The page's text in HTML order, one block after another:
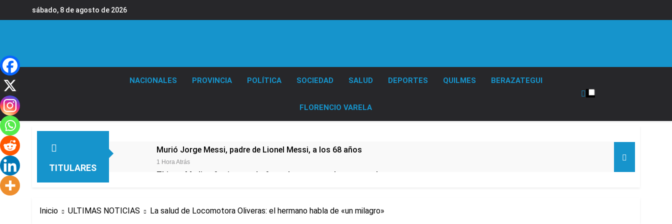
sábado, 8 de agosto de 2026
NACIONALES PROVINCIA POLÍTICA SOCIEDAD SALUD DEPORTES QUILMES BERAZATEGUI
FLORENCIO VARELA
TITULARES
Murió Jorge Messi, padre de Lionel Messi, a los 68 años
1 Hora Atrás
Thiago Medina fue imputado formalmente por abuso sexual
3 Horas Atrás
Inicio ULTIMAS NOTICIAS La salud de Locomotora Oliveras: el hermano habla de «un milagro»